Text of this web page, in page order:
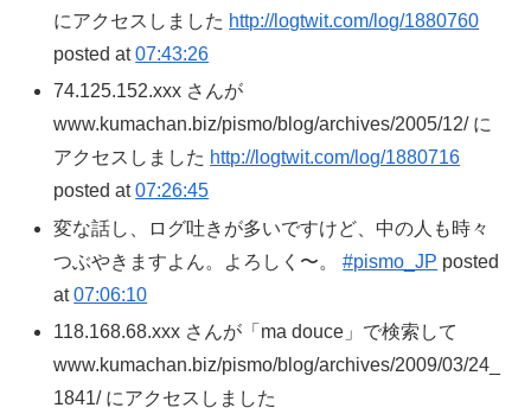
にアクセスしました http://logtwit.com/log/1880760
posted at07:43:26
74.125.152.xxx さんが
www.kumachan.biz/pismo/blog/archives/2005/12/ に
アクセスしました http://logtwit.com/log/1880716
posted at07:26:45
変な話し、ログ吐きが多いですけど、中の人も時々
つぶやきますよん。よろしく〜。#pismo_JP posted
at07:06:10
118.168.68.xxx さんが「ma douce」で検索して
www.kumachan.biz/pismo/blog/archives/2009/03/24_
1841/ にアクセスしました